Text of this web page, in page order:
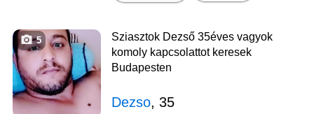
5
Sziasztok Dezső 35éves vagyok
komoly kapcsolattot keresek
Budapesten
Dezso, 35